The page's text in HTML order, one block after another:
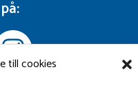
till cookies